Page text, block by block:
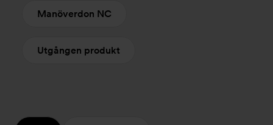
Manöverdon NC
Utgången produkt